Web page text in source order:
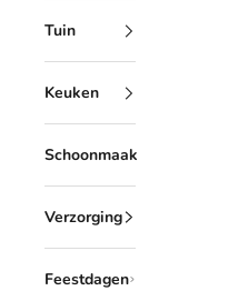
Tuin
Keuken
Schoonmaak
Verzorging
Feestdagen